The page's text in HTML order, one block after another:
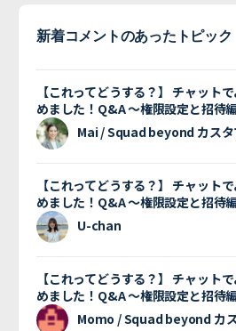
新着コメントのあったトピック
【これってどうする？】 チャット
めました！Q&A 〜権限設定と招待
Mai / Squad beyond カスタ
【これってどうする？】 チャット
めました！Q&A 〜権限設定と招待
U-chan
【これってどうする？】 チャット
めました！Q&A 〜権限設定と招待
Momo / Squad beyond カ